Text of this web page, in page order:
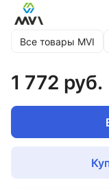
Все товары MVI
1 772 руб.